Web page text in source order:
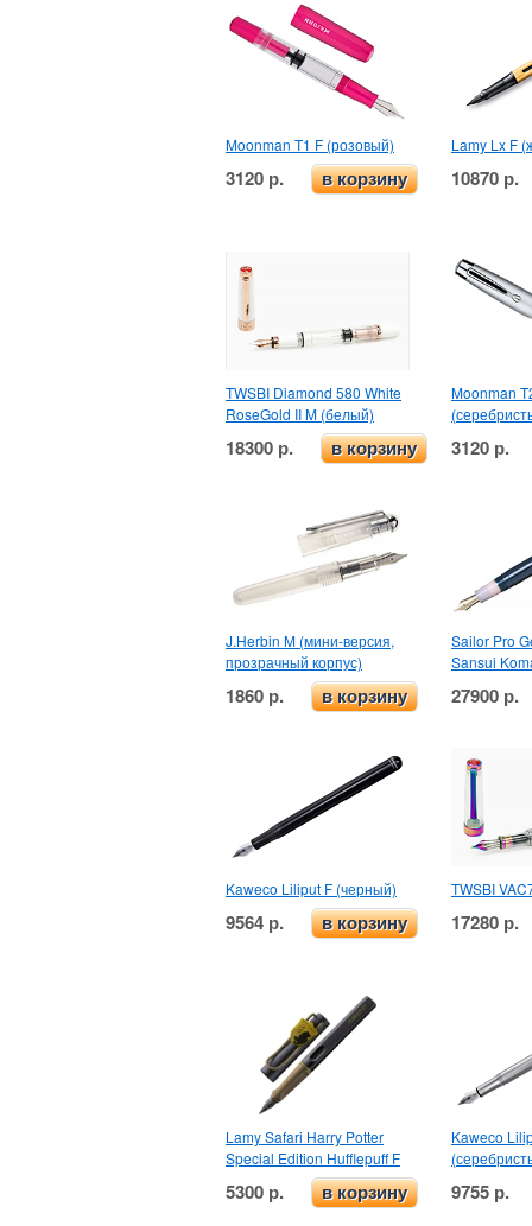
Moonman T1 F (розовый)
3120 р. в корзину
Lamy Lx F
10870 р.
TWSBI Diamond 580 White
RoseGold II M (белый)
18300 р. в корзину
Moonman
3120 р.
J.Herbin M (мини-версия,
прозрачный корпус)
1860 р. в корзину
Sailor Pro
Sansui
27900 р.
Kaweco Liliput F (черный)
9564 р. в корзину
TWSBI
17280 р.
Lamy Safari Harry Potter
Special Edition Hufflepuff F
5300 р. в корзину
Kaweco
9755 р.